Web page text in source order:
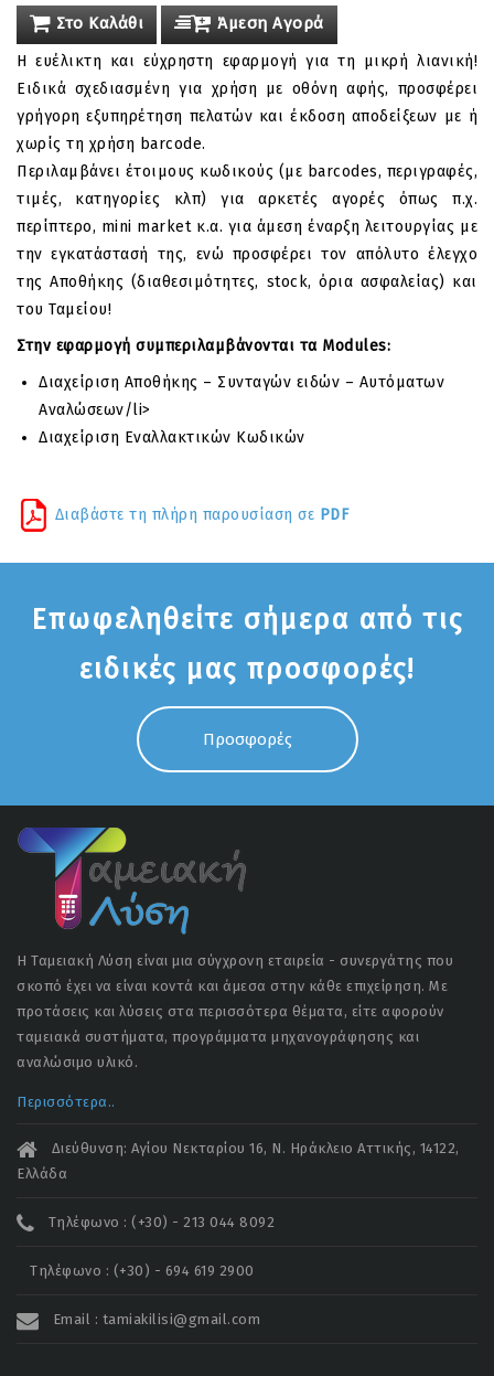
Στο Καλάθι Άμεση Αγορά
Η ευέλικτη και εύχρηστη εφαρμογή για τη μικρή λιανική!
Ειδικά σχεδιασμένη για χρήση με οθόνη αφής, προσφέρει
γρήγορη εξυπηρέτηση πελατών και έκδοση αποδείξεων με ή
χωρίς τη χρήση barcode.
Περιλαμβάνει έτοιμους κωδικούς (με barcodes, περιγραφές,
τιμές, κατηγορίες κλπ) για αρκετές αγορές όπως π.χ.
περίπτερο, mini market κ.α. για άμεση έναρξη λειτουργίας με
την εγκατάστασή της, ενώ προσφέρει τον απόλυτο έλεγχο
της Αποθήκης (διαθεσιμότητες, stock, όρια ασφαλείας) και
του Ταμείου!
Στην εφαρμογή συμπεριλαμβάνονται τα Modules:
Διαχείριση Αποθήκης – Συνταγών ειδών – Αυτόματων
Αναλώσεων/li>
Διαχείριση Εναλλακτικών Κωδικών
Διαβάστε τη πλήρη παρουσίαση σε PDF
Επωφεληθείτε σήμερα από τις
ειδικές μας προσφορές!
Προσφορές
Η Ταμειακή Λύση είναι μια σύγχρονη εταιρεία - συνεργάτης που
σκοπό έχει να είναι κοντά και άμεσα στην κάθε επιχείρηση. Με
προτάσεις και λύσεις στα περισσότερα θέματα, είτε αφορούν
ταμειακά συστήματα, προγράμματα μηχανογράφησης και
αναλώσιμο υλικό.
Περισσότερα..
Διεύθυνση: Αγίου Νεκταρίου 16, Ν. Ηράκλειο Αττικής, 14122,
Ελλάδα
Τηλέφωνο : (+30) - 213 044 8092
Τηλέφωνο : (+30) - 694 619 2900
Email : tamiakilisi@gmail.com